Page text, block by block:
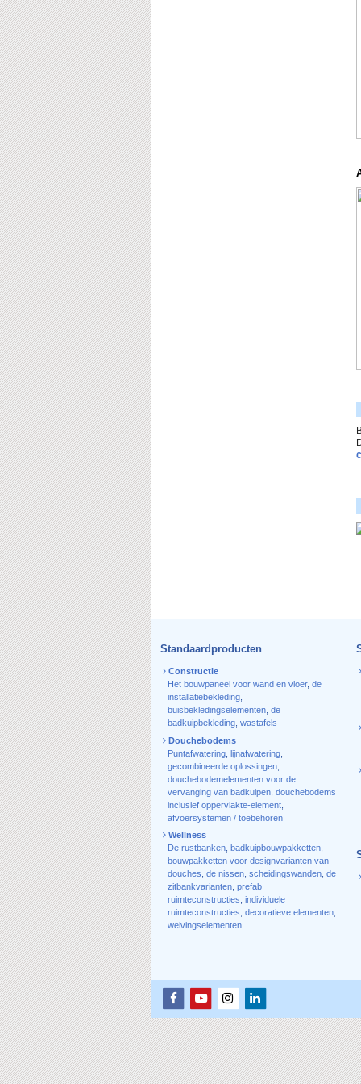
Standaardproducten
Constructie
Het bouwpaneel voor wand en vloer, de
installatiebekleding
buisbekledingselementen de
badkuipbekleding wastafels
Douchebodems
Puntafwatering lijnafwatering
gecombineerde oplossingen
douchebodemelementen voor de
vervanging van badkuipen douchebodems
inclusief oppervlakte-element
afvoersystemen / toebehoren
Wellness
De rustbanken badkuipbouwpakketten
bouwpakketten voor designvarianten van
douches de nissen scheidingswanden de
zitbankvarianten prefab
ruimteconstructies individuele
ruimteconstructies decoratieve elementen
welvingselementen